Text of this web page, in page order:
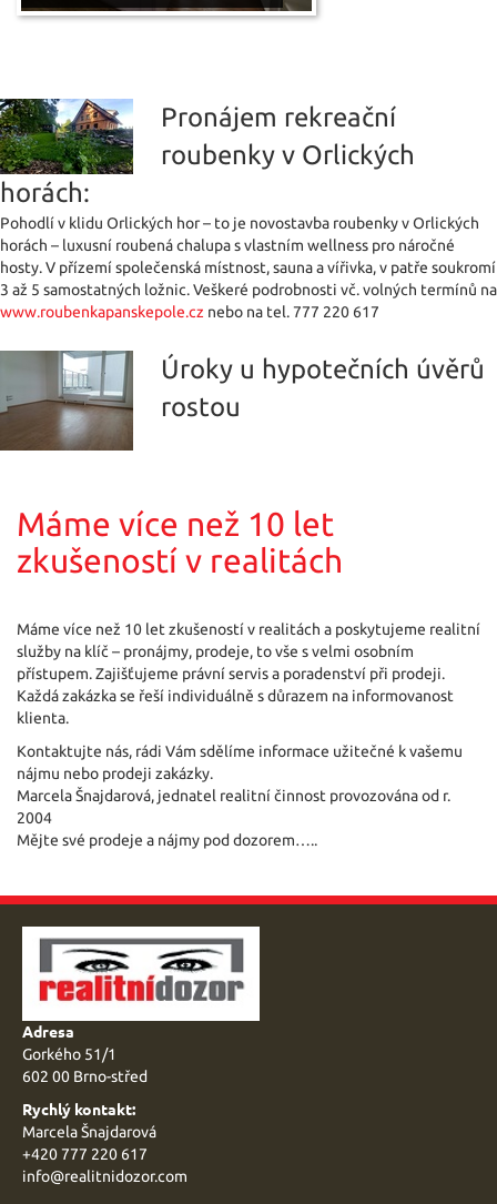
Pronájem rekreační
roubenky v Orlických
horách:
Pohodlí v klidu Orlických hor – to je novostavba roubenky v Orlických
horách – luxusní roubená chalupa s vlastním wellness pro náročné
hosty. V přízemí společenská místnost, sauna a vířivka, v patře soukromí
3 až 5 samostatných ložnic. Veškeré podrobnosti vč. volných termínů na
www.roubenkapanskepole.cz nebo na tel. 777 220 617
Úroky u hypotečních úvěrů
rostou
Máme více než 10 let
zkušeností v realitách
Máme více než 10 let zkušeností v realitách a poskytujeme realitní
služby na klíč – pronájmy, prodeje, to vše s velmi osobním
přístupem. Zajišťujeme právní servis a poradenství při prodeji.
Každá zakázka se řeší individuálně s důrazem na informovanost
klienta.
Kontaktujte nás, rádi Vám sdělíme informace užitečné k vašemu
nájmu nebo prodeji zakázky.
Marcela Šnajdarová, jednatel realitní činnost provozována od r.
2004
Mějte své prodeje a nájmy pod dozorem…..
Adresa
Gorkého 51/1
602 00 Brno-střed
Rychlý kontakt:
Marcela Šnajdarová
+420 777 220 617
info@realitnidozor.com